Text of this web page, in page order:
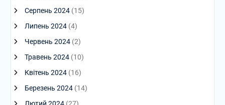
Серпень 2024(15)
Липень 2024(4)
Червень 2024(2)
Травень 2024(10)
Квітень 2024(16)
Березень 2024(14)